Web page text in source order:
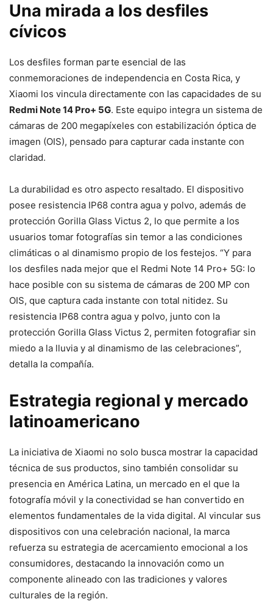
Una mirada a los desfiles
cívicos
Los desfiles forman parte esencial de las
conmemoraciones de independencia en Costa Rica, y
Xiaomi los vincula directamente con las capacidades de su
Redmi Note 14 Pro+ 5G. Este equipo integra un sistema de
cámaras de 200 megapíxeles con estabilización óptica de
imagen (OIS), pensado para capturar cada instante con
claridad.
La durabilidad es otro aspecto resaltado. El dispositivo
posee resistencia IP68 contra agua y polvo, además de
protección Gorilla Glass Victus 2, lo que permite a los
usuarios tomar fotografías sin temor a las condiciones
climáticas o al dinamismo propio de los festejos. “Y para
los desfiles nada mejor que el Redmi Note 14 Pro+ 5G: lo
hace posible con su sistema de cámaras de 200 MP con
OIS, que captura cada instante con total nitidez. Su
resistencia IP68 contra agua y polvo, junto con la
protección Gorilla Glass Victus 2, permiten fotografiar sin
miedo a la lluvia y al dinamismo de las celebraciones”,
detalla la compañía.
Estrategia regional y mercado
latinoamericano
La iniciativa de Xiaomi no solo busca mostrar la capacidad
técnica de sus productos, sino también consolidar su
presencia en América Latina, un mercado en el que la
fotografía móvil y la conectividad se han convertido en
elementos fundamentales de la vida digital. Al vincular sus
dispositivos con una celebración nacional, la marca
refuerza su estrategia de acercamiento emocional a los
consumidores, destacando la innovación como un
componente alineado con las tradiciones y valores
culturales de la región.